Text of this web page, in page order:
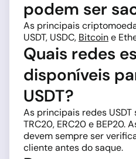
podem ser
As principais
USDT, USDC, Bitcoine
Quais redes
disponíveis
USDT?
As principais redes
TRC20, ERC20 e BEP20.
devem sempre ser
cliente antes do saque.